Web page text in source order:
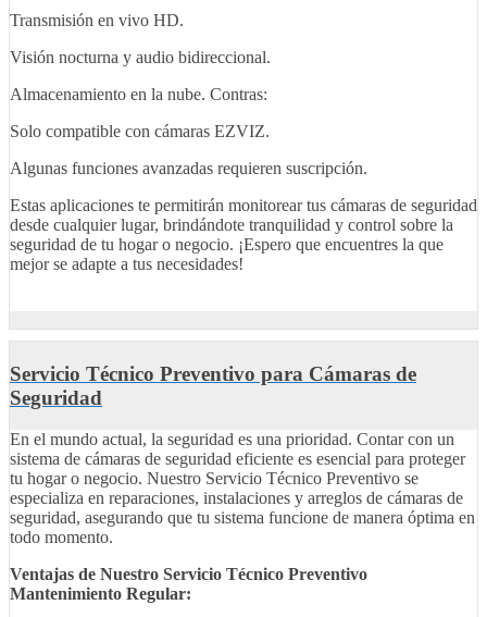
Transmisión en vivo HD.
Visión nocturna y audio bidireccional.
Almacenamiento en la nube. Contras:
Solo compatible con cámaras EZVIZ.
Algunas funciones avanzadas requieren suscripción.
Estas aplicaciones te permitirán monitorear tus cámaras de seguridad
desde cualquier lugar, brindándote tranquilidad y control sobre la
seguridad de tu hogar o negocio. ¡Espero que encuentres la que
mejor se adapte a tus necesidades!
Servicio Técnico Preventivo para Cámaras de
Seguridad
En el mundo actual, la seguridad es una prioridad. Contar con un
sistema de cámaras de seguridad eficiente es esencial para proteger
tu hogar o negocio. Nuestro Servicio Técnico Preventivo se
especializa en reparaciones, instalaciones y arreglos de cámaras de
seguridad, asegurando que tu sistema funcione de manera óptima en
todo momento.
Ventajas de Nuestro Servicio Técnico Preventivo
Mantenimiento Regular: